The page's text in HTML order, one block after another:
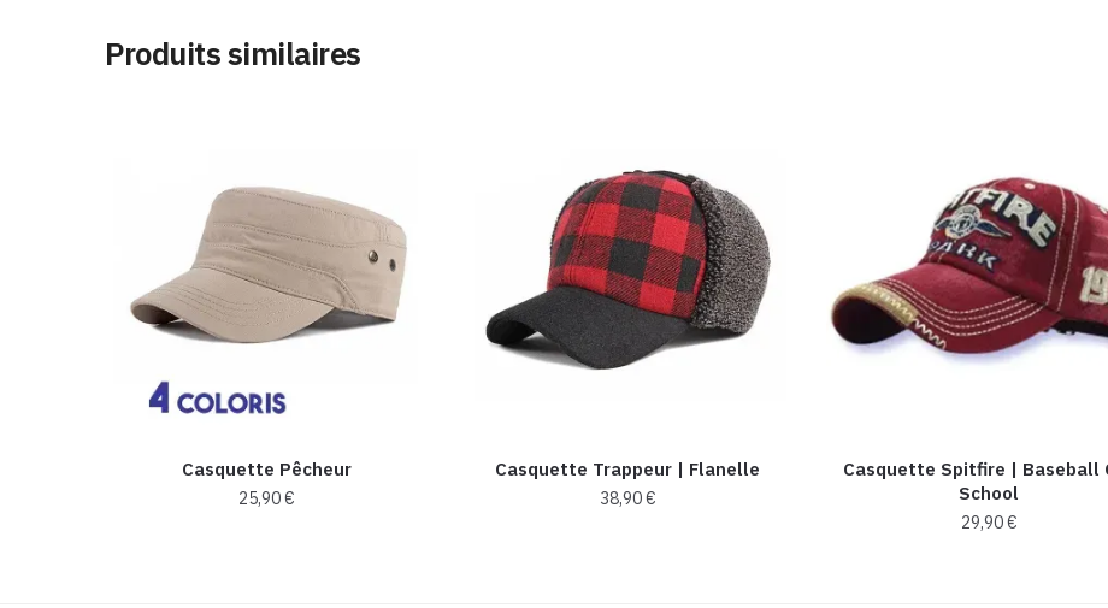
Produits similaires
Casquette Pêcheur
25,90€
Casquette Trappeur | Flanelle
38,90€
Casquette Spitfire | Baseball
School
29,90€